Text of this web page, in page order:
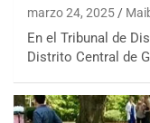
marzo 24, 2025
En el Tribunal de
Distrito Central de